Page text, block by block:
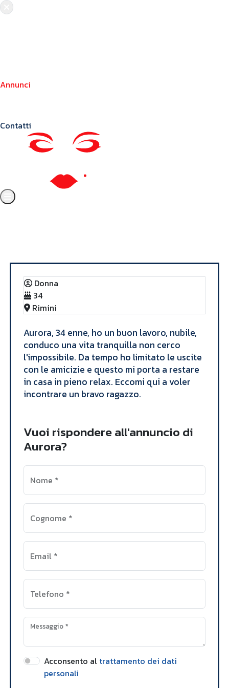
Annunci
Contatti
Annunci
Donna
34
Rimini
Aurora, 34 enne, ho un buon lavoro, nubile,
conduco una vita tranquilla non cerco
l'impossibile. Da tempo ho limitato le uscite
con le amicizie e questo mi porta a restare
in casa in pieno relax. Eccomi qui a voler
incontrare un bravo ragazzo.
Vuoi rispondere all'annuncio di
Aurora?
Nome *
Cognome *
Email *
Telefono *
Messaggio*
Acconsento al trattamento dei dati
personali